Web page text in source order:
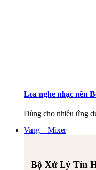
Loa nghe nhạc nền
Dùng cho nhiều ứng
Vang – Mixer
Bộ Xử Lý Tín